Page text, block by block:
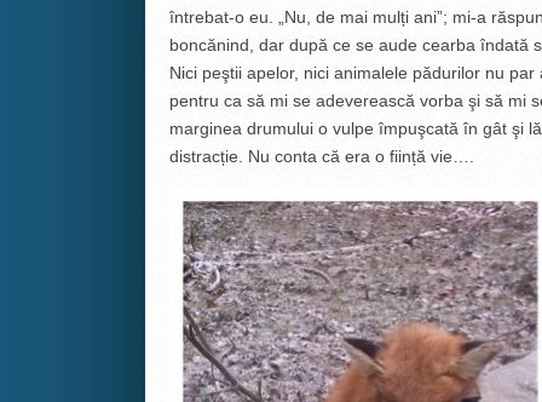
întrebat-o eu. „Nu, de mai mulți ani”; mi-a
boncănind, dar după ce se aude cearba îndată
Nici peştii apelor, nici animalele pădurilor nu
pentru ca să mi se adeverească vorba şi să mi
marginea drumului o vulpe împuşcată în gât şi
distracție. Nu conta că era o ființă vie….